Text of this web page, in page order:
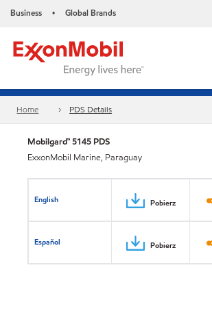
Business • Global Brands
Home PDS Details
Mobilgard™ 5145 PDS
ExxonMobil Marine, Paraguay
English Pobierz
Español Pobierz